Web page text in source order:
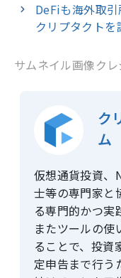
DeFiも海外取
クリプタクトを
サムネイル画像ク
ク
ム
仮想通貨投資、
士等の専門家と
る専門的かつ実
またツールの使
ることで、投資
定申告まで行う